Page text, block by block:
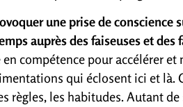
une prise de conscience
auprès des faiseuses et des
compétence pour accélérer et
qui éclosent ici et là.
règles, les habitudes. Autant